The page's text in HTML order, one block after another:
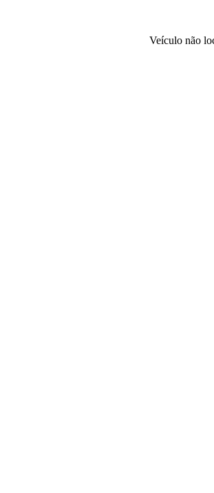
Veículo não